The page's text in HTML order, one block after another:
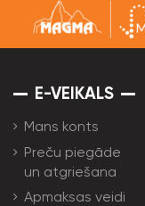
E-VEIKALS
Mans konts
Preču piegāde
un atgriešana
Apmaksas veidi